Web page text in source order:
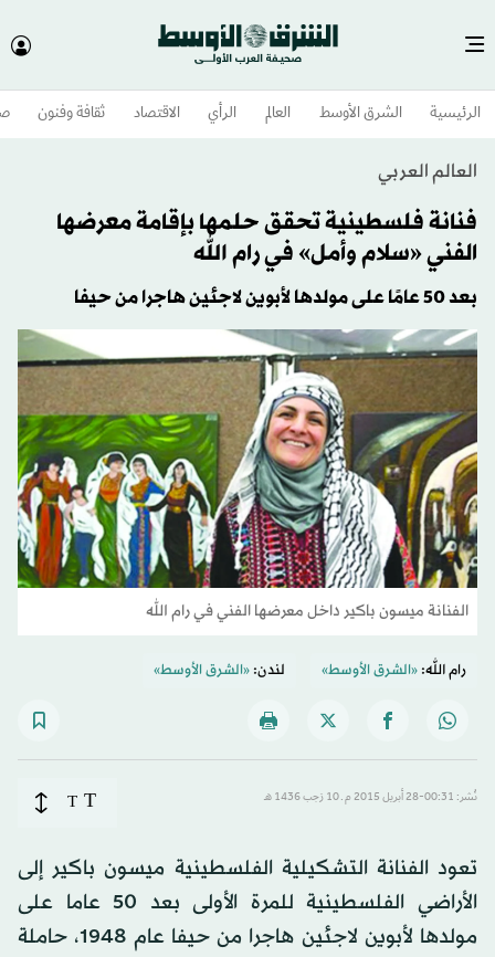
الرئيسية الشرق الأوسط​ العالم الرأي الاقتصاد ثقافة وفنون
العالم العربي
فنانة فلسطينية تحقق حلمها بإقامة معرضها
الفني «سلام وأمل» في رام الله
بعد 50 عامًا على مولدها لأبوين لاجئين هاجرا من حيفا
الفنانة ميسون باكير داخل معرضها الفني في رام الله
رام الله:«الشرق الأوسط» لندن:«الشرق الأوسط»
نُشر: 00:31-28 أبريل 2015 م ـ 10 رَجب 1436 هـ T
T
تعود الفنانة التشكيلية الفلسطينية ميسون باكير إلى
الأراضي الفلسطينية للمرة الأولى بعد 50 عاما على
مولدها لأبوين لاجئين هاجرا من حيفا عام 1948، حاملة